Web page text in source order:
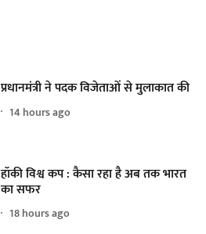
प्रधानमंत्री ने पदक विजेताओं से मुलाकात की
14 hours ago
हॉकी विश्व कप : कैसा रहा है अब तक भारत
का सफर
18 hours ago